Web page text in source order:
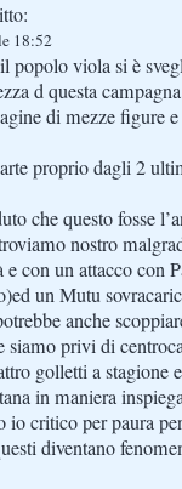
18:52
popolo viola si è
d questa
di mezze figure
proprio dagli 2
che questo fosse
nostro
e con un attacco con
un Mutu
anche
siamo privi di
golletti a stagione
in maniera
io critico per paura
diventano